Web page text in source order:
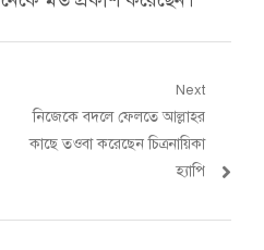
Next
Next
post:
নিজেকে বদলে ফেলতে আল্লাহর
কাছে তওবা করেছেন চিত্রনায়িকা
হ্যাপি